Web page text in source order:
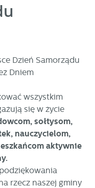
Dzień Samorządu
Dniem
wszystkim
się w życie
sołtysom,
nauczycielom,
aktywnie
rzecz naszej gminy
czy
Ci większy
naszej strony poprzez
pliki
ilości funkcji na
rozwijać się i
informacji w
miejsca oraz
serwisy www.
serwisów
wśród
są przetwarzane w
na analityczne
Ci
stronach naszych